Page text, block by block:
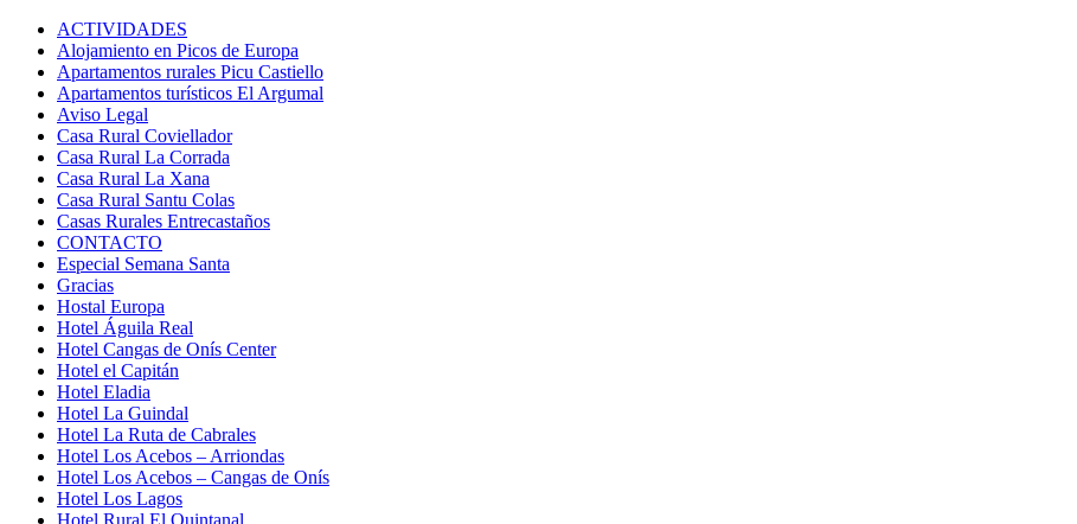
ACTIVIDADES
Alojamiento en Picos de Europa
Apartamentos rurales Picu Castiello
Apartamentos turísticos El Argumal
Aviso Legal
Casa Rural Coviellador
Casa Rural La Corrada
Casa Rural La Xana
Casa Rural Santu Colas
Casas Rurales Entrecastaños
CONTACTO
Especial Semana Santa
Gracias
Hostal Europa
Hotel Águila Real
Hotel Cangas de Onís Center
Hotel el Capitán
Hotel Eladia
Hotel La Guindal
Hotel La Ruta de Cabrales
Hotel Los Acebos – Arriondas
Hotel Los Acebos – Cangas de Onís
Hotel Los Lagos
Hotel Rural El Quintanal